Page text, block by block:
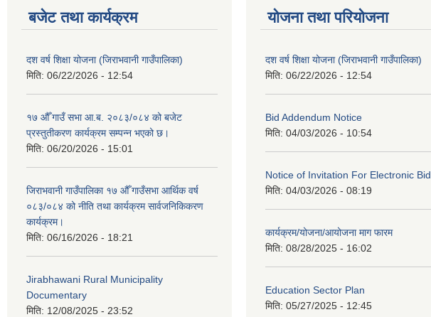
बजेट तथा कार्यक्रम
दश वर्ष शिक्षा योजना (जिराभवानी गाउँपालिका)
मिति: 06/22/2026 - 12:54
१७ औँ गाउँ सभा आ.ब. २०८३/०८४ को बजेट
प्रस्तुतीकरण कार्यक्रम सम्पन्न भएको छ।
मिति: 06/20/2026 - 15:01
जिराभवानी गाउँपालिका १७ औँ गाउँसभा आर्थिक वर्ष
०८३/०८४ को नीति तथा कार्यक्रम सार्वजनिकिकरण
कार्यक्रम।
मिति: 06/16/2026 - 18:21
Jirabhawani Rural Municipality
Documentary
मिति: 12/08/2025 - 23:52
योजना तथा परियोजना
दश वर्ष शिक्षा योजना (जिराभवानी गाउँपालिका)
मिति: 06/22/2026 - 12:54
Bid Addendum Notice
मिति: 04/03/2026 - 10:54
Notice of Invitation For Electronic Bid
मिति: 04/03/2026 - 08:19
कार्यक्रम/योजना/आयोजना माग फारम
मिति: 08/28/2025 - 16:02
Education Sector Plan
मिति: 05/27/2025 - 12:45